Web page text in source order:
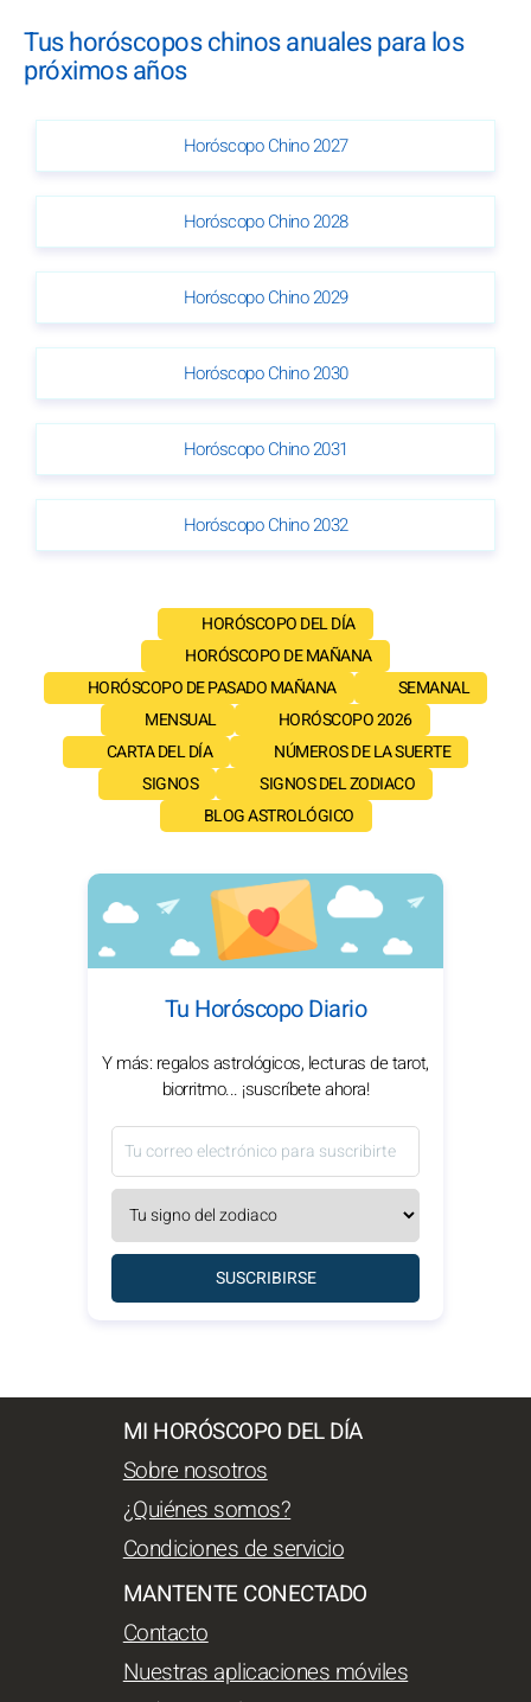
Tus horóscopos chinos anuales para los
próximos años
Horóscopo Chino 2027
Horóscopo Chino 2028
Horóscopo Chino 2029
Horóscopo Chino 2030
Horóscopo Chino 2031
Horóscopo Chino 2032
HORÓSCOPO DEL DÍA
HORÓSCOPO DE MAÑANA
HORÓSCOPO DE PASADO MAÑANA
SEMANAL
MENSUAL
HORÓSCOPO 2026
CARTA DEL DÍA
NÚMEROS DE LA SUERTE
SIGNOS
SIGNOS DEL ZODIACO
BLOG ASTROLÓGICO
Tu Horóscopo Diario
Y más: regalos astrológicos, lecturas de tarot,
biorritmo... ¡suscríbete ahora!
SUSCRIBIRSE
MI HORÓSCOPO DEL DÍA
Sobre nosotros
¿Quiénes somos?
Condiciones de servicio
MANTENTE CONECTADO
Contacto
Nuestras aplicaciones móviles